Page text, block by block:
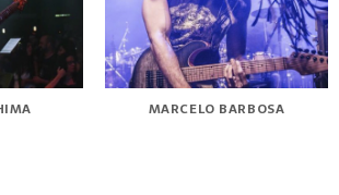
MARCELO BARBOSA